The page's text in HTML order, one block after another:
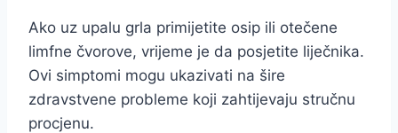
Ako uz upalu grla primijetite osip ili otečene
limfne čvorove, vrijeme je da posjetite liječnika.
Ovi simptomi mogu ukazivati na šire
zdravstvene probleme koji zahtijevaju stručnu
procjenu.